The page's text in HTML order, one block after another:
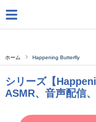
ホーム Happening Butterfly
シリーズ【
ASMR、音声配信